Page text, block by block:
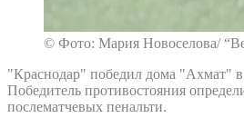
© Фото: Мария Новоселова/
"Краснодар" победил дома "Ахмат"
Победитель противостояния
послематчевых пенальти.